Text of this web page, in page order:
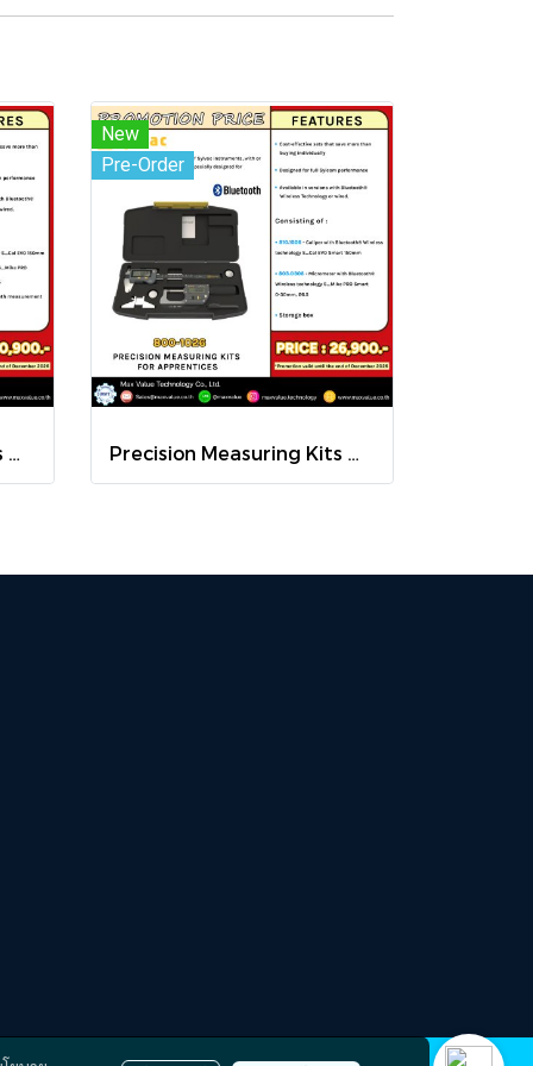
Precision Measuring Kits MODEL 800-1020
New
Pre-Order
Precision Measuring Kits MODEL 800-1026